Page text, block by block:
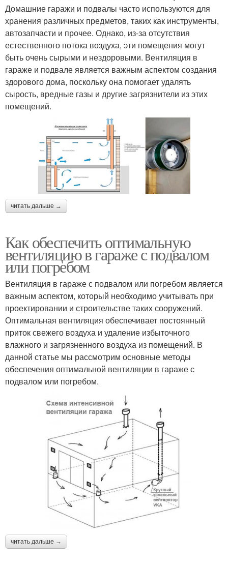
Домашние гаражи и подвалы часто используются для
хранения различных предметов, таких как инструменты,
автозапчасти и прочее. Однако, из-за отсутствия
естественного потока воздуха, эти помещения могут
быть очень сырыми и нездоровыми. Вентиляция в
гараже и подвале является важным аспектом создания
здорового дома, поскольку она помогает удалять
сырость, вредные газы и другие загрязнители из этих
помещений.
читать дальше →
Как обеспечить оптимальную
вентиляцию в гараже с подвалом
или погребом
Вентиляция в гараже с подвалом или погребом является
важным аспектом, который необходимо учитывать при
проектировании и строительстве таких сооружений.
Оптимальная вентиляция обеспечивает постоянный
приток свежего воздуха и удаление избыточного
влажного и загрязненного воздуха из помещений. В
данной статье мы рассмотрим основные методы
обеспечения оптимальной вентиляции в гараже с
подвалом или погребом.
читать дальше →